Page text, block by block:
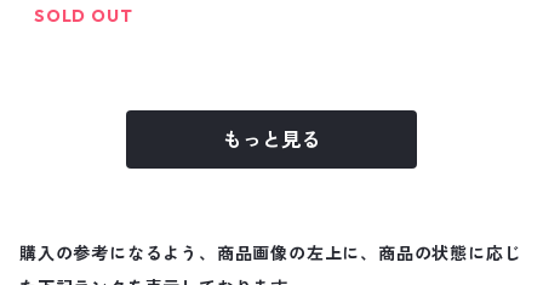
SOLD OUT
もっと見る
購入の参考になるよう、商品画像の左上に、商品の状態に応じ